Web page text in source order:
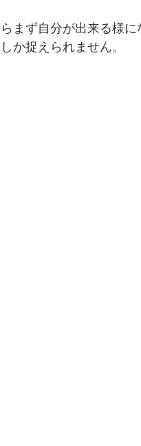
まず自分が出来る様
か捉えられません。